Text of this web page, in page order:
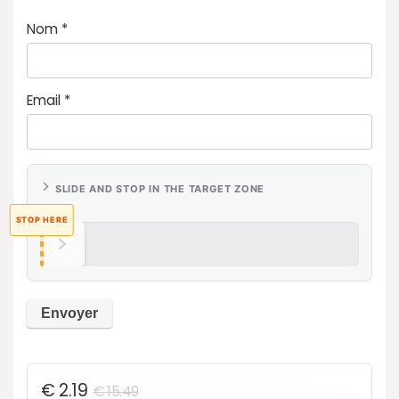
Nom *
Email *
SLIDE AND STOP IN THE TARGET ZONE
STOP HERE
€15.49
€ 2.19